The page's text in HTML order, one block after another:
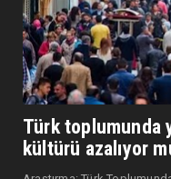
Türk toplumunda
kültürü azalıyor